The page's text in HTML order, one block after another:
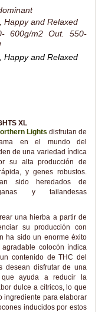
Happy and Relaxed
600g/m2 Out. 550-
Happy and Relaxed
XL
Lights disfrutan de
en el mundo del
de una variedad índica
su alta producción de
y genes robustos.
sido heredados de
y tailandesas
una hierba a partir de
su producción con
ha sido un enorme éxito
colocón índica
contenido de THC del
desean disfrutar de una
ayuda a reducir la
dulce a cítricos, lo que
ingrediente para elaborar
inducidos por estos